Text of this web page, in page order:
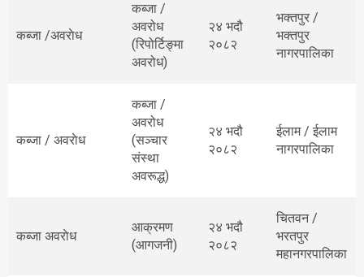
कब्जा /अवराेध
कब्जा /
अवरोध
(रिपोर्टिङ्मा
अवरोध)
२४ भदौ
२०८२
भक्तपुर /
भक्तपुर
नागरपालिका
कब्जा / अवराेध
कब्जा /
अवरोध
(सञ्चार
संस्था
अवरूद्ध)
२४ भदौ
२०८२
ईलाम / ईलाम
नागरपालिका
कब्जा अवराेध
आक्रमण
(आगजनी)
२४ भदौ
२०८२
चितवन /
भरतपुर
महानगरपालिका